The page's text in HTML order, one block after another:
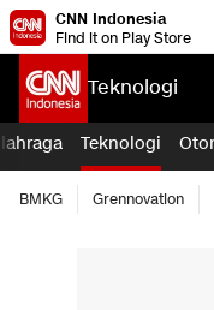
CNN Indonesia
Find it on Play Store
Teknologi
Teknologi
BMKG Grennovation